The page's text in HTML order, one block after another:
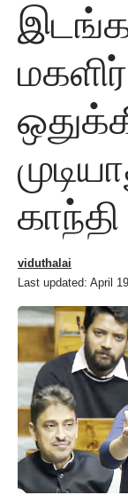
Last updated: April
viduthalai